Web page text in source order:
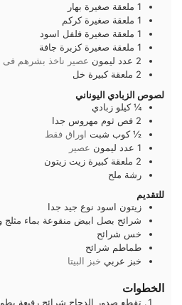
1 ملعقة صغيرة بهار
1 ملعقة صغيرة كركم
1 ملعقة صغيرة فلفل اسود
1 ملعقة صغيرة كزبرة جافة
2 عدد ليمون عصير ناخذ بشرهم فى
2 ملعقة كبيرة خل
لصوص الزبادي اليوناني
¼ كيلو زبادي
2 فص ثوم مهروس جدا
½ كوب شبت اوراق فقط
1 عدد ليمون عصير
2 ملعقة كبيرة زيت زيتون
رشة ملح
للتقديم
زيتون اسود نوع جيد جدا
شرائح بصل ابيض منقوعة بماء مثلج
خس شرائح
طماطم شرائح
خبز عربي خبز البيتا
الخطوات
تقطع صدور الدجاج شرائح رفيعة